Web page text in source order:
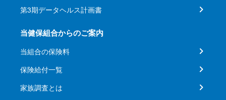
第3期データヘルス計画書
当健保組合からのご案内
当組合の保険料
保険給付一覧
家族調査とは